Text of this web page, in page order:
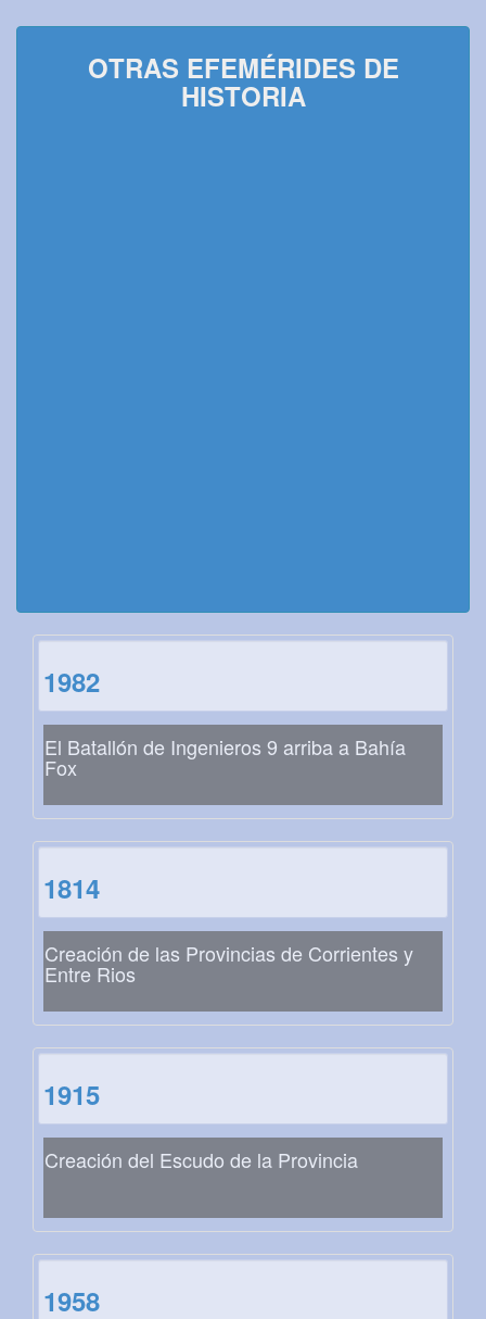
OTRAS EFEMÉRIDES DE
HISTORIA
1982
El Batallón de Ingenieros 9 arriba a Bahía
Fox
1814
Creación de las Provincias de Corrientes y
Entre Rios
1915
Creación del Escudo de la Provincia
1958